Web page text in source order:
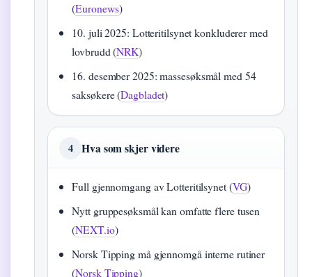
(Euronews)
10. juli 2025: Lotteritilsynet konkluderer med
lovbrudd (NRK)
16. desember 2025: massesøksmål med 54
saksøkere (Dagbladet)
4 Hva som skjer videre
Full gjennomgang av Lotteritilsynet (VG)
Nytt gruppesøksmål kan omfatte flere tusen
(NEXT.io)
Norsk Tipping må gjennomgå interne rutiner
(Norsk Tipping)